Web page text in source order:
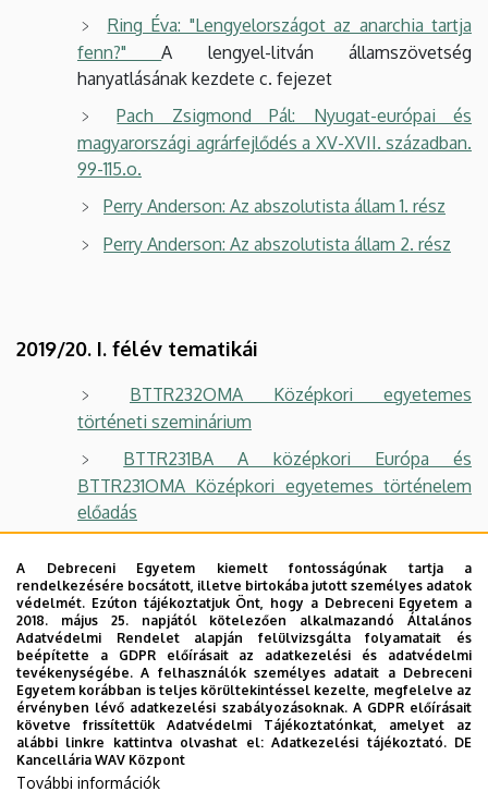
Ring Éva: "Lengyelországot az anarchia tartja
fenn?"A lengyel-litván államszövetség
hanyatlásának kezdete c. fejezet
Pach Zsigmond Pál: Nyugat-európai és
magyarországi agrárfejlődés a XV-XVII. században.
99-115.o.
Perry Anderson: Az abszolutista állam 1. rész
Perry Anderson: Az abszolutista állam 2. rész
2019/20. I. félév tematikái
BTTR232OMA Középkori egyetemes
történeti szeminárium
BTTR231BA A középkori Európa és
BTTR231OMA Középkori egyetemes történelem
előadás
2018/19. I. félév tematikái
Középkori egyetemes történeti
szeminárium: A középkor világa
2016/17. II. félév tematikái
A Debreceni Egyetem kiemelt fontosságúnak tartja a
rendelkezésére bocsátott, illetve birtokába jutott személyes adatok
védelmét. Ezúton tájékoztatjuk Önt, hogy a Debreceni Egyetem a
2018. május 25. napjától kötelezően alkalmazandó Általános
Adatvédelmi Rendelet alapján felülvizsgálta folyamatait és
beépítette a GDPR előírásait az adatkezelési és adatvédelmi
tevékenységébe. A felhasználók személyes adatait a Debreceni
Egyetem korábban is teljes körültekintéssel kezelte, megfelelve az
érvényben lévő adatkezelési szabályozásoknak. A GDPR előírásait
követve frissítettük Adatvédelmi Tájékoztatónkat, amelyet az
alábbi linkre kattintva olvashat el:Adatkezelési tájékoztató. DE
Kancellária WAV Központ
További információk